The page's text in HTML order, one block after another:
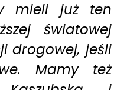
mieli już ten
światowej
drogowej, jeśli
Mamy też